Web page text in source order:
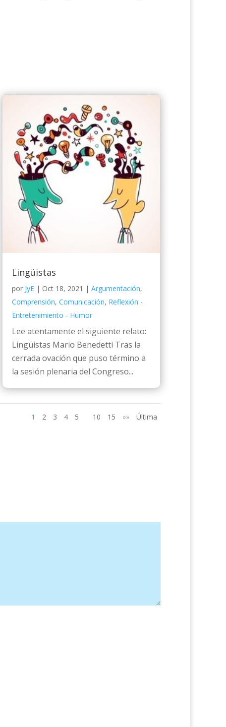
Lingüistas
por JyE| Oct 18, 2021 | Argumentación,
Comprensión, Comunicación, Reflexión -
Entretenimiento - Humor
Lee atentamente el siguiente relato:
Lingüistas Mario Benedetti Tras la
cerrada ovación que puso término a
la sesión plenaria del Congreso...
1 2 3 4 5 10 15 »» Última